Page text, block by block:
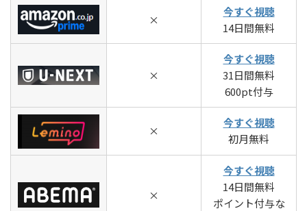
×
今すぐ視聴
14日間無料
×
今すぐ視聴
31日間無料
600pt付与
×
今すぐ視聴
初月無料
×
今すぐ視聴
14日間無料
ポイント付与な